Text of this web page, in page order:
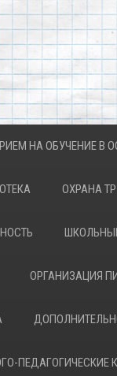
НА ОБУЧЕНИЕ В
ОХРАНА
ОРГАНИЗАЦИЯ
ПЕДАГОГИЧЕСКИЕ